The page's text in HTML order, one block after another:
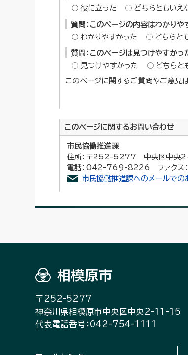
役に立った
どちらともいえ
質問：このページの内容はわかりや
わかりやすかった
どちらと
質問：このページは見つけやすかっ
見つけやすかった
どちらと
このページに関するご質問やご意見
このページに関するお問い合わせ
市民協働推進課
住所：〒252-5277 中央区中央
電話：042-769-8226 ファク
市民協働推進課へのメールでの
相模原市
〒252-5277
神奈川県相模原市中央区中央2-11-15
代表電話番号：042-754-1111